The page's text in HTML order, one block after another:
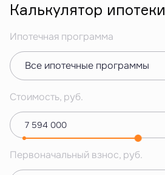
Калькулятор ипотеки
Ипотечная программа
Все ипотечные программы
Стоимость, руб.
Первоначальный взнос, руб.